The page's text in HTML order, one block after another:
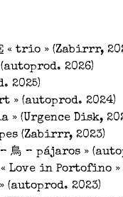
« trio » (Zabirrr,
2026)
2025)
» (autoprod. 2024)
» (Urgence Disk,
(Zabirrr, 2023)
鳥 – pájaros »
: « Love in Portofino
» (autoprod. 2023)